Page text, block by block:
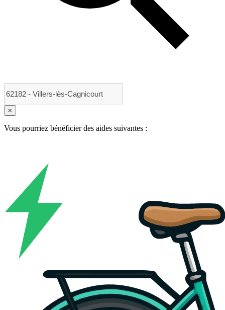
×
Vous pourriez bénéficier des aides suivantes :